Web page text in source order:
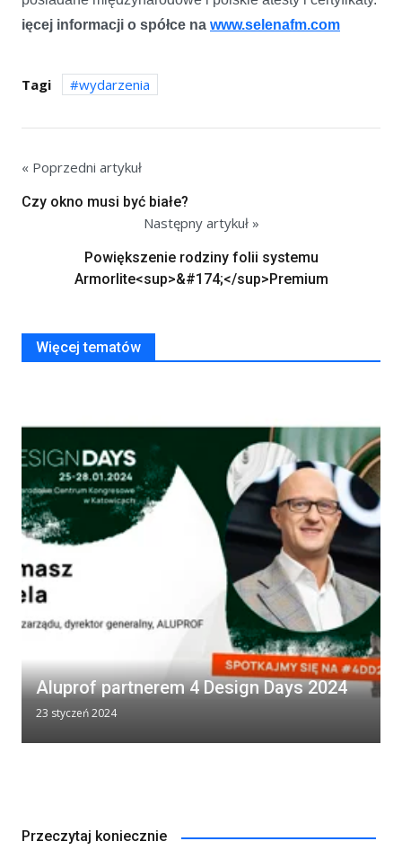
ięcej informacji o spółce na www.selenafm.com
Tagi wydarzenia
« Poprzedni artykuł
Czy okno musi być białe?
Następny artykuł »
Powiększenie rodziny folii systemu
Armorlite<sup>&#174;</sup>Premium
Więcej tematów
Aluprof partnerem 4 Design Days 2024
23 styczeń 2024
Przeczytaj koniecznie